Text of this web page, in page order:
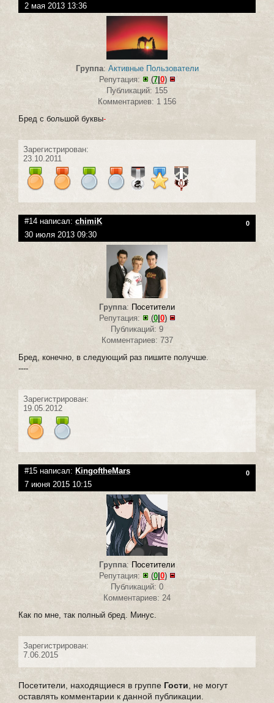
2 мая 2013 13:36
Группа: Активные Пользователи
Репутация:
(7| 0)
Публикаций: 155
Комментариев: 1 156
Бред с большой буквы-
Зарегистрирован:
23.10.2011
#14 написал: chimiK 0
30 июля 2013 09:30
Группа: Посетители
Репутация:
(0| 0)
Публикаций: 9
Комментариев: 737
Бред, конечно, в следующий раз пишите получше.
----
Зарегистрирован:
19.05.2012
#15 написал: KingoftheMars 0
7 июня 2015 10:15
Группа: Посетители
Репутация:
(0| 0)
Публикаций: 0
Комментариев: 24
Как по мне, так полный бред. Минус.
Зарегистрирован:
7.06.2015
Посетители, находящиеся в группе Гости, не могут
оставлять комментарии к данной публикации.